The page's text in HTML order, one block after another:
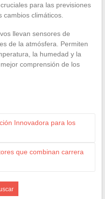
para las previsiones
cambios climáticos.
llevan sensores de
de la atmósfera. Permiten
la humedad y la
comprensión de los
Innovadora para los
que combinan carrera